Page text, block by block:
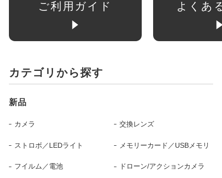
ご利用ガイド よくあ
カテゴリから探す
新品
カメラ 交換レンズ
ストロボ／LEDライト メモリーカード／USBメモリ
フイルム／電池 ドローン/アクションカメラ